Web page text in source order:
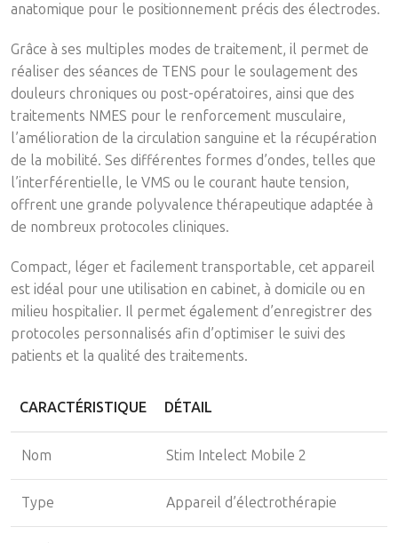
anatomique pour le positionnement précis des électrodes.
Grâce à ses multiples modes de traitement, il permet de
réaliser des séances de TENS pour le soulagement des
douleurs chroniques ou post-opératoires, ainsi que des
traitements NMES pour le renforcement musculaire,
l’amélioration de la circulation sanguine et la récupération
de la mobilité. Ses différentes formes d’ondes, telles que
l’interférentielle, le VMS ou le courant haute tension,
offrent une grande polyvalence thérapeutique adaptée à
de nombreux protocoles cliniques.
Compact, léger et facilement transportable, cet appareil
est idéal pour une utilisation en cabinet, à domicile ou en
milieu hospitalier. Il permet également d’enregistrer des
protocoles personnalisés afin d’optimiser le suivi des
patients et la qualité des traitements.
CARACTÉRISTIQUE DÉTAIL
Nom Stim Intelect Mobile 2
Type Appareil d’électrothérapie